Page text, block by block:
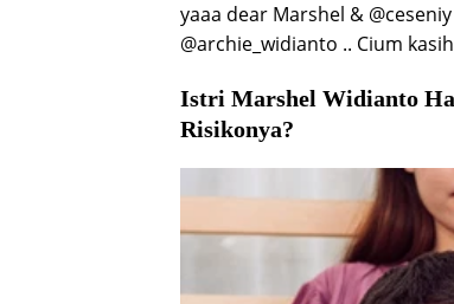
yaaa dear Marshel &
@archie_widianto .. Cium
Istri Marshel Widianto
Risikonya?